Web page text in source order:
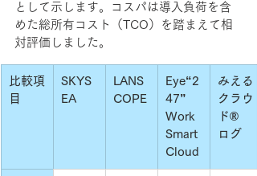
として示します。コスパは導入負荷を含
めた総所有コスト（TCO）を踏まえて相
対評価しました。
比較項
目
SKYS
EA
LANS
COPE
Eye“2
47”
Work
Smart
Cloud
みえる
クラウ
ド®
ログ